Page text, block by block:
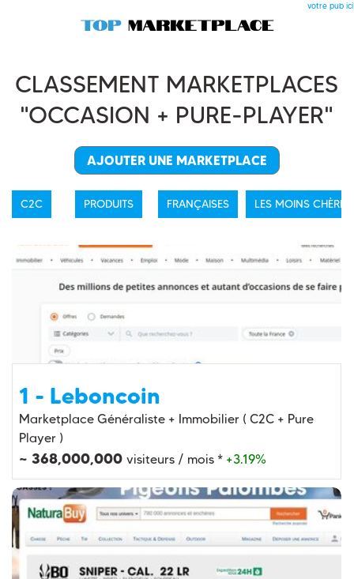
votre pub ici
CLASSEMENT MARKETPLACES
"OCCASION + PURE-PLAYER"
AJOUTER UNE MARKETPLACE
C2C PRODUITS FRANÇAISES LES MOINS CHÈRES
1 - Leboncoin
Marketplace Généraliste + Immobilier ( C2C + Pure
Player )
~ 368,000,000 visiteurs / mois * +3.19%